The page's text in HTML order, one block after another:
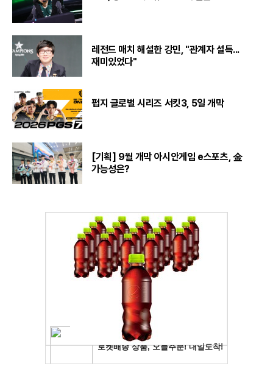
레전드 매치 해설한 강민, "관계자 설득...
재미있었다"
펍지 글로벌 시리즈 서킷3, 5일 개막
[기획] 9월 개막 아시안게임 e스포츠, 金
가능성은?